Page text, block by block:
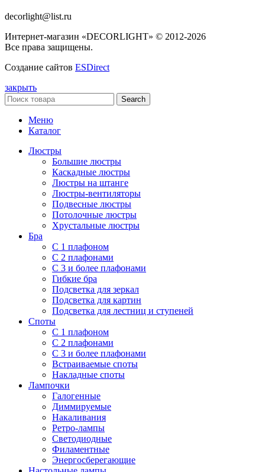
decorlight@list.ru
Интернет-магазин «DECORLIGHT» © 2012-2026
Все права защищены.
Создание сайтов ESDirect
закрыть
Search
Меню
Каталог
Люстры
Большие люстры
Каскадные люстры
Люстры на штанге
Люстры-вентиляторы
Подвесные люстры
Потолочные люстры
Хрустальные люстры
Бра
С 1 плафоном
С 2 плафонами
С 3 и более плафонами
Гибкие бра
Подсветка для зеркал
Подсветка для картин
Подсветка для лестниц и ступеней
Споты
С 1 плафоном
С 2 плафонами
С 3 и более плафонами
Встраиваемые споты
Накладные споты
Лампочки
Галогенные
Диммируемые
Накаливания
Ретро-лампы
Светодиодные
Филаментные
Энергосберегающие